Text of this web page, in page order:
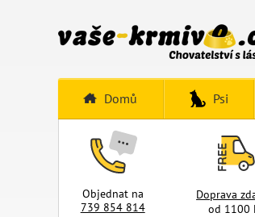
Domů Psi
Objednat na
739 854 814
Doprava
od 1100